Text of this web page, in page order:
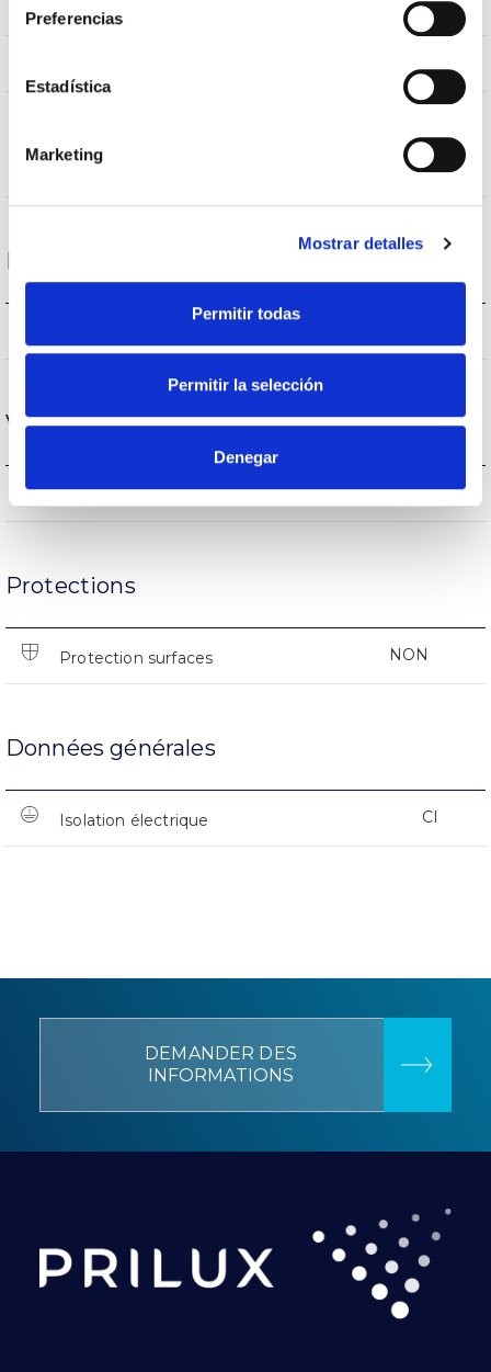
Preferencias
Estadística
Marketing
Mostrar detalles
Permitir todas
Permitir la selección
Denegar
corps
charge
Box),TESS (Temperature Evacuation
Performance
Vie
Heures de vie L90B10>184.000h
Protections
Protection surfaces NON
Données générales
Isolation électrique CI
DEMANDER DES
INFORMATIONS